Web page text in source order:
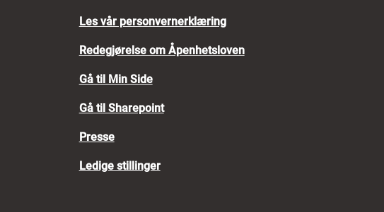
Les vår personvernerklæring
Redegjørelse om Åpenhetsloven
Gå til Min Side
Gå til Sharepoint
Presse
Ledige stillinger